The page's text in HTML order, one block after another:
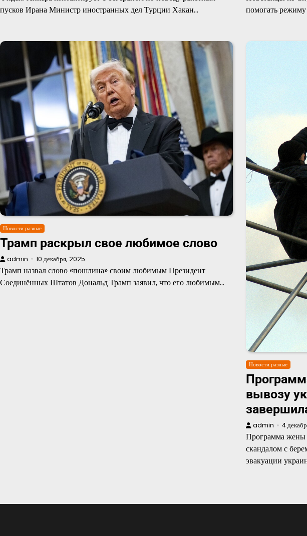
пусков Ирана Министр иностранных дел Турции Хакан…
помогать
Новости разные
Трамп раскрыл свое любимое слово
admin 10 декабря, 2025
Трамп назвал слово «пошлина» своим любимым Президент
Соединённых Штатов Дональд Трамп заявил, что его любимым…
Новости разные
вывозу
admin 4
Программа жены
скандалом с
эвакуации